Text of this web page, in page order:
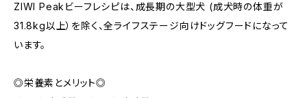
ZIWI Peakビーフレシピは、成長期の大型犬 (成犬時の体重が
31.8kg以上）を除く、全ライフステージ向けドッグフードになって
います。
◎栄養素とメリット◎